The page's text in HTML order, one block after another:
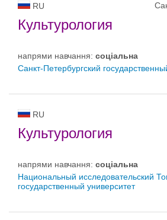
RU
Культурология
напрями навчання: соціальна
Санкт-Петербургский
RU
Культурология
напрями навчання: соціальна
Национальный исследовательский
государственный университет